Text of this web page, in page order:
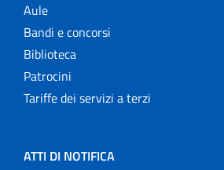
Aule
Bandi e concorsi
Biblioteca
Patrocini
Tariffe dei servizi a terzi
ATTI DI NOTIFICA